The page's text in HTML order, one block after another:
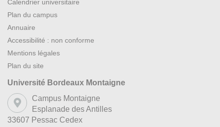
Calendrier universitaire
Plan du campus
Annuaire
Accessibilité : non conforme
Mentions légales
Plan du site
Université Bordeaux Montaigne
Campus Montaigne
Esplanade des Antilles
33607 Pessac Cedex